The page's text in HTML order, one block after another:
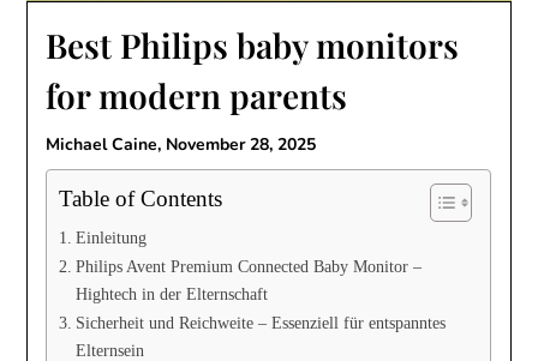
Best Philips baby monitors
for modern parents
Michael Caine, November 28, 2025
Table of Contents
Einleitung
Philips Avent Premium Connected Baby Monitor –
Hightech in der Elternschaft
Sicherheit und Reichweite – Essenziell für entspanntes
Elternsein